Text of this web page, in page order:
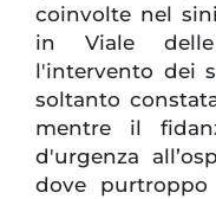
coinvolte nel
in Viale
l'intervento dei
soltanto
mentre il
d'urgenza
dove